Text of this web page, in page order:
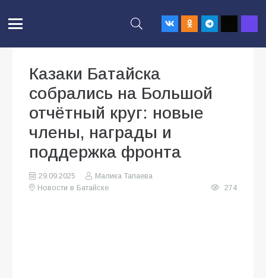
Казаки Батайска
собрались на Большой
отчётный круг: новые
члены, награды и
поддержка фронта
29.09.2025
Малика Тапаева
Новости в Батайске
274